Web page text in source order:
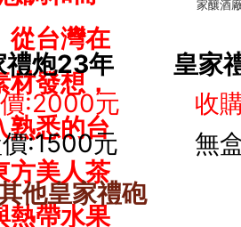
禮炮23年
皇家
:2000元
:1500元
收
無
他皇家禮砲